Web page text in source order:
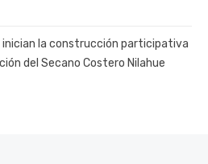
inician la construcción participativa
del Secano Costero Nilahue